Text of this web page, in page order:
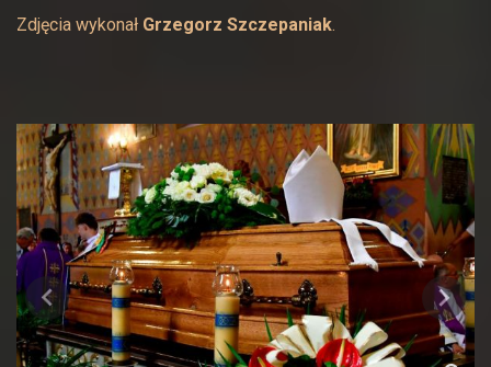
Zdjęcia wykonał Grzegorz Szczepaniak.